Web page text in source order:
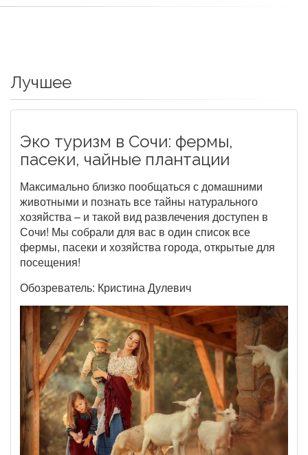
Лучшее
Эко туризм в Сочи: фермы,
пасеки, чайные плантации
Максимально близко пообщаться с домашними
животными и познать все тайны натурального
хозяйства – и такой вид развлечения доступен в
Сочи! Мы собрали для вас в один список все
фермы, пасеки и хозяйства города, открытые для
посещения!
Обозреватель: Кристина Дулевич